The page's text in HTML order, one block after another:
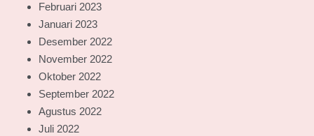
Februari 2023
Januari 2023
Desember 2022
November 2022
Oktober 2022
September 2022
Agustus 2022
Juli 2022